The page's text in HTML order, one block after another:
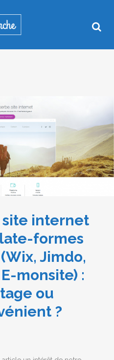
site internet
formes
Jimdo,
monsite) :
ou
?